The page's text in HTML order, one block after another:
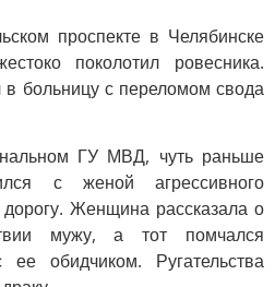
проспекте в Челябинске
поколотил ровесника.
больницу с переломом свода
ГУ МВД, чуть раньше
с женой агрессивного
Женщина рассказала о
мужу, а тот помчался
обидчиком. Ругательства